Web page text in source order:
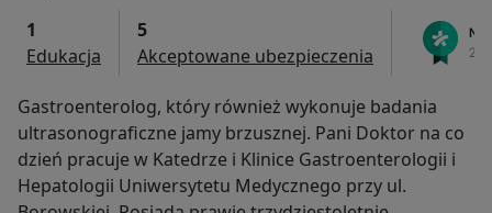
1
Edukacja
5
Akceptowane ubezpieczenia
Gastroenterolog, który również wykonuje badania
ultrasonograficzne jamy brzusznej. Pani Doktor na co
dzień pracuje w Katedrze i Klinice Gastroenterologii i
Hepatologii Uniwersytetu Medycznego przy ul.